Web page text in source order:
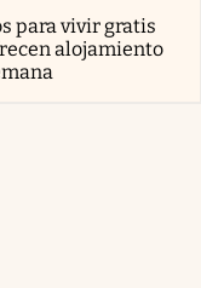
para vivir gratis
alojamiento